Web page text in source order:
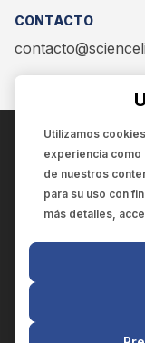
CONTACTO
SCILINK
El contenido y la
Utilizamos
experiencia como
de nuestros
para su uso con
más detalles,